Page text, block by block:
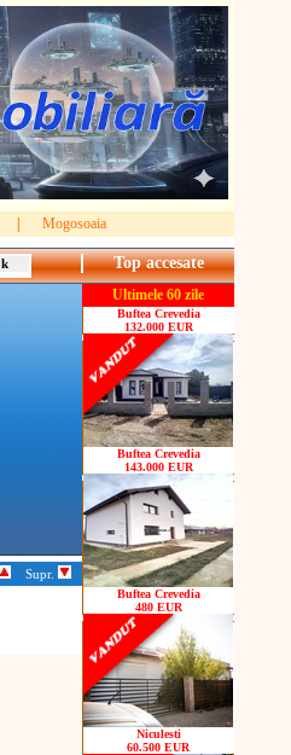
Mogosoaia
Top accesate
Supr.
Ultimele 60 zile
Buftea Crevedia
132.000 EUR
Buftea Crevedia
143.000 EUR
Buftea Crevedia
480 EUR
Niculesti
60.500 EUR